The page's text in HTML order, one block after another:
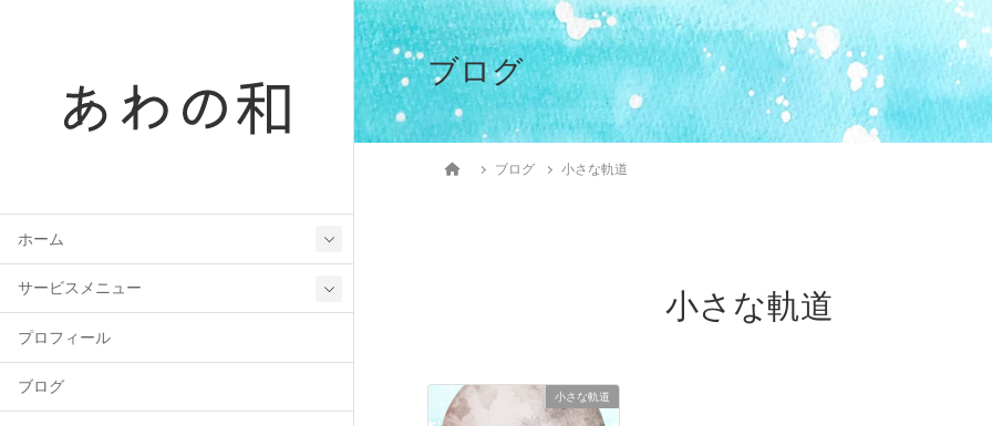
ホーム
サービスメニュー
プロフィール
ブログ
ブログ
ブログ 小さな軌道
小さな軌道
小さな軌道